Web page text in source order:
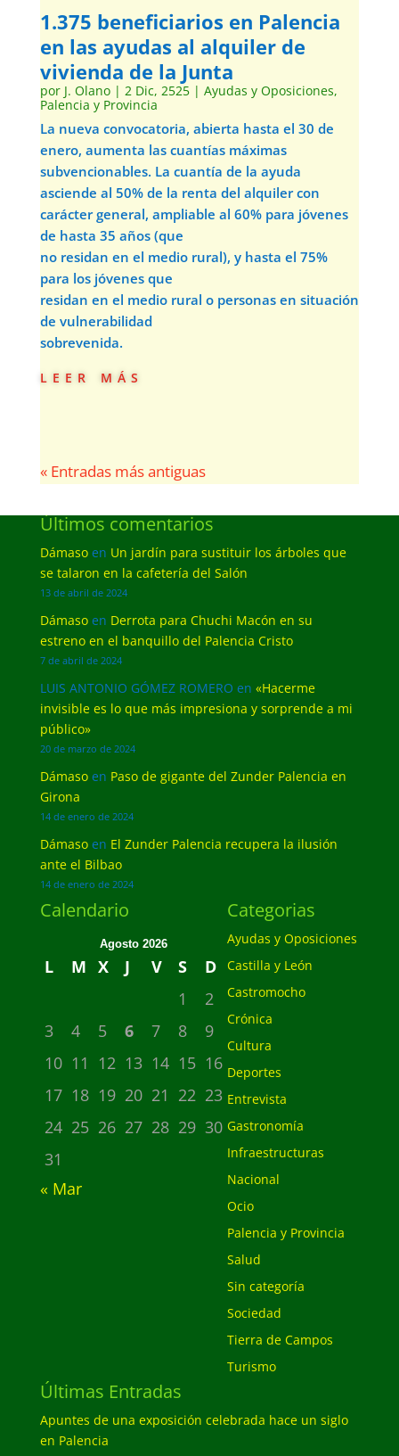
1.375 beneficiarios en Palencia
en las ayudas al alquiler de
vivienda de la Junta
por J. Olano| 2 Dic, 2525| Ayudas y Oposiciones,
Palencia y Provincia
La nueva convocatoria, abierta hasta el 30 de
enero, aumenta las cuantías máximas
subvencionables. La cuantía de la ayuda
asciende al 50% de la renta del alquiler con
carácter general, ampliable al 60% para jóvenes
de hasta 35 años (que
no residan en el medio rural), y hasta el 75%
para los jóvenes que
residan en el medio rural o personas en situación
de vulnerabilidad
sobrevenida.
leer más
« Entradas más antiguas
Últimos comentarios
Dámasoen Un jardín para sustituir los árboles que
se talaron en la cafetería del Salón
13 de abril de 2024
Dámasoen Derrota para Chuchi Macón en su
estreno en el banquillo del Palencia Cristo
7 de abril de 2024
LUIS ANTONIO GÓMEZ ROMERO en «Hacerme
invisible es lo que más impresiona y sorprende a mi
público»
20 de marzo de 2024
Dámasoen Paso de gigante del Zunder Palencia en
Girona
14 de enero de 2024
Dámasoen El Zunder Palencia recupera la ilusión
ante el Bilbao
14 de enero de 2024
Calendario
Agosto 2026
L M X J V S
D
1
2
3
4 5 6 7 8
9
10 11 12 13 14 15 16
17 18 19 20 21 22 23
24 25 26 27 28 29 30
31
« Mar
Categorias
Ayudas y Oposiciones
Castilla y León
Castromocho
Crónica
Cultura
Deportes
Entrevista
Gastronomía
Infraestructuras
Nacional
Ocio
Palencia y Provincia
Salud
Sin categoría
Sociedad
Tierra de Campos
Turismo
Últimas Entradas
Apuntes de una exposición celebrada hace un siglo
en Palencia